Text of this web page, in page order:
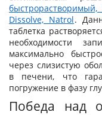
Dissolve, Natrol.
таблетка
необходимости
максимально
через слизистую
в печени, что
погружение в фазу
Победа над